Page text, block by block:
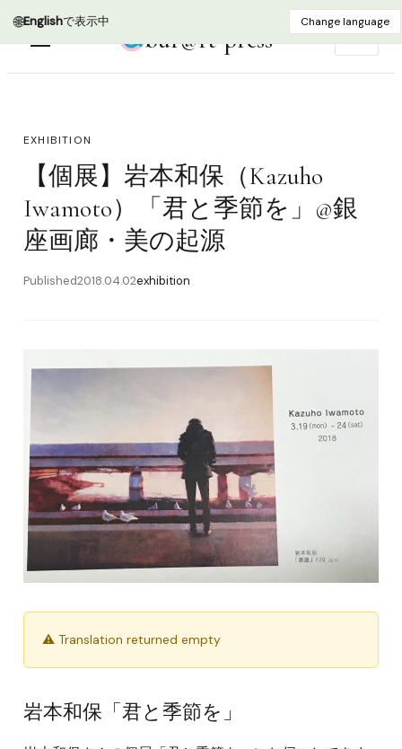
🌐Englishで表示中 Change language
bur@rt press
EXHIBITION
【個展】岩本和保（Kazuho
Iwamoto）「君と季節を」@銀
座画廊・美の起源
Published2018.04.02exhibition
⚠ Translation returned empty
岩本和保「君と季節を」